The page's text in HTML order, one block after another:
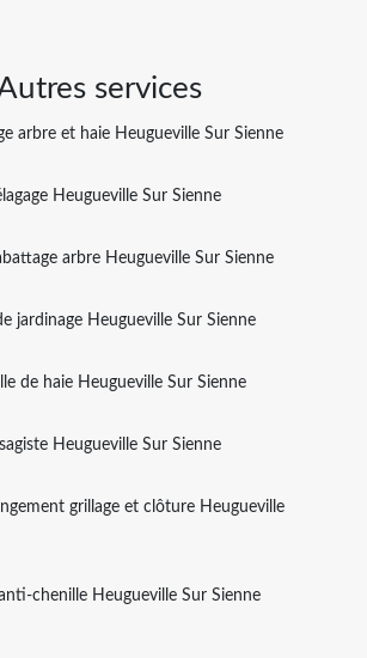
services
arbre et haie Heugueville Sur Sienne
Heugueville Sur Sienne
arbre Heugueville Sur Sienne
jardinage Heugueville Sur Sienne
de haie Heugueville Sur Sienne
Heugueville Sur Sienne
grillage et clôture Heugueville
anti-chenille Heugueville Sur Sienne